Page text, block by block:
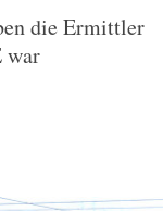
die Ermittler
war